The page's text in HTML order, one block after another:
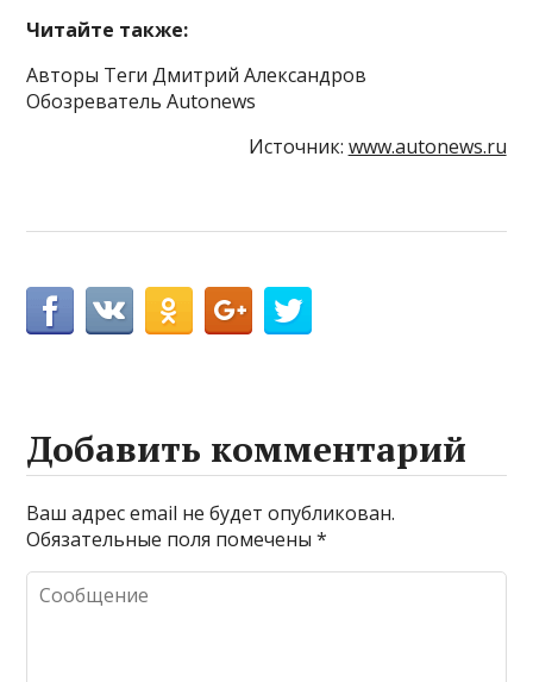
Читайте также:
Авторы Теги Дмитрий Александров
Обозреватель Autonews
Источник: www.autonews.ru
Добавить комментарий
Ваш адрес email не будет опубликован.
Обязательные поля помечены*